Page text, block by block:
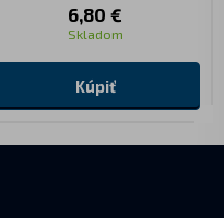
6,80 €
Skladom
Kúpiť